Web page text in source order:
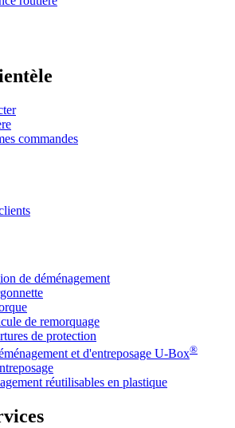
commandes
de déménagement
de remorquage
de protection
et d'entreposage U-Box®
réutilisables en plastique